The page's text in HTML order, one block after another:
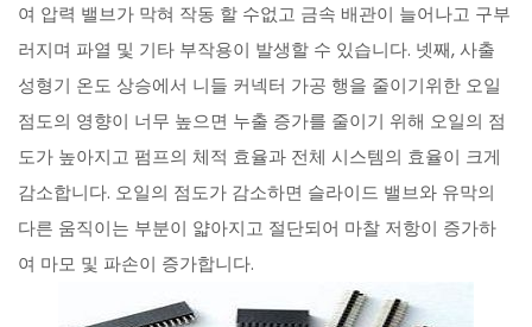
여 압력 밸브가 막혀 작동 할 수없고 금속 배관이 늘어나고 구부
러지며 파열 및 기타 부작용이 발생할 수 있습니다. 넷째, 사출
성형기 온도 상승에서 니들 커넥터 가공 행을 줄이기위한 오일
점도의 영향이 너무 높으면 누출 증가를 줄이기 위해 오일의 점
도가 높아지고 펌프의 체적 효율과 전체 시스템의 효율이 크게
감소합니다. 오일의 점도가 감소하면 슬라이드 밸브와 유막의
다른 움직이는 부분이 얇아지고 절단되어 마찰 저항이 증가하
여 마모 및 파손이 증가합니다.